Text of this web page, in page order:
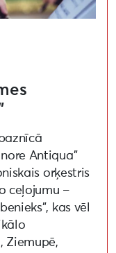
Antiqua”
orķestris
ceļojumu –
kas vēl
Ziemupē,